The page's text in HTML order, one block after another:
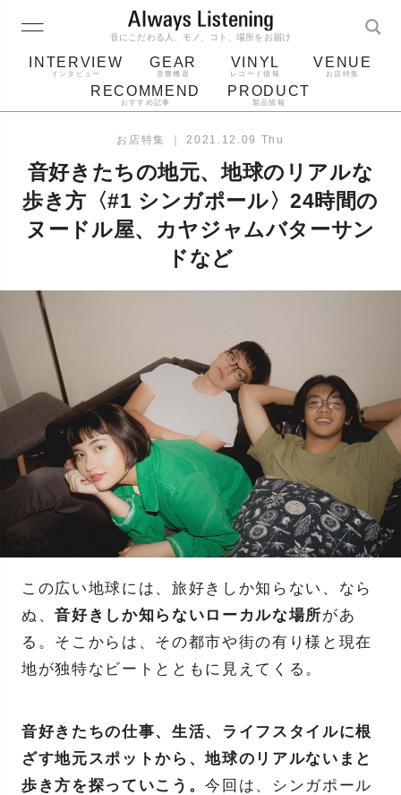
音にこだわる人、モノ、コト、場所をお届け
INTERVIEW
インタビュー
GEAR
音響機器
VINYL
レコード情報
VENUE
お店特集
RECOMMEND
おすすめ記事
PRODUCT
製品情報
bluetooth
レコード針
お店特集 ｜ 2021.12.09 Thu
音好きたちの地元、地球のリアルな
歩き方〈#1 シンガポール〉24時間の
ヌードル屋、カヤジャムバターサン
ドなど
この広い地球には、旅好きしか知らない、なら
ぬ、音好きしか知らないローカルな場所があ
る。そこからは、その都市や街の有り様と現在
地が独特なビートとともに見えてくる。
音好きたちの仕事、生活、ライフスタイルに根
ざす地元スポットから、地球のリアルないまと
歩き方を探っていこう。今回は、シンガポール